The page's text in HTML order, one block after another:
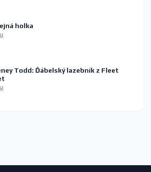
holka
Todd: Ďábelský lazebník z Fleet